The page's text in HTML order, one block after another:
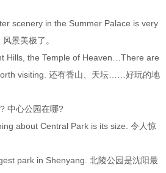
scenery in the Summer Palace is very
景美极了。
Hills, the Temple of Heaven…There are
visiting. 还有香山、天坛……好玩的地
中心公园在哪?
about Central Park is its size. 令人惊
park in Shenyang. 北陵公园是沈阳最